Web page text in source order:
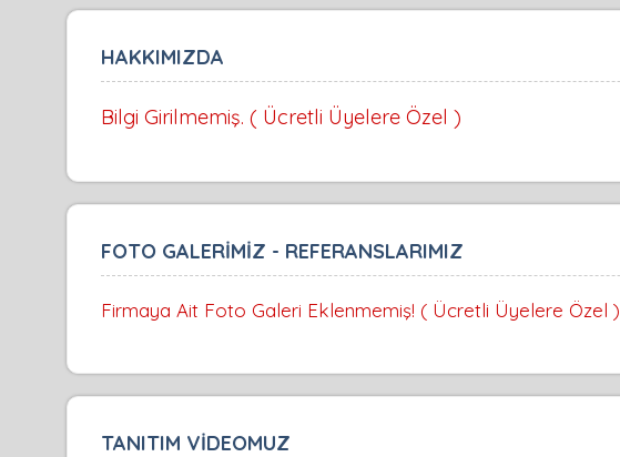
HAKKIMIZDA
Bilgi Girilmemiş. ( Ücretli Üyelere Özel )
FOTO GALERİMİZ - REFERANSLARIMIZ
Firmaya Ait Foto Galeri Eklenmemiş! ( Ücretli Üyelere Özel )
TANITIM VİDEOMUZ